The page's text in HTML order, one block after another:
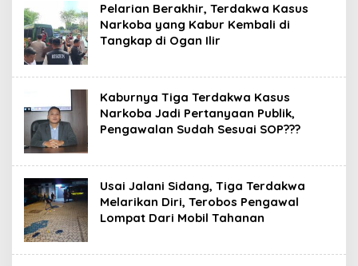
Pelarian Berakhir, Terdakwa Kasus
Narkoba yang Kabur Kembali di
Tangkap di Ogan Ilir
Kaburnya Tiga Terdakwa Kasus
Narkoba Jadi Pertanyaan Publik,
Pengawalan Sudah Sesuai SOP???
Usai Jalani Sidang, Tiga Terdakwa
Melarikan Diri, Terobos Pengawal
Lompat Dari Mobil Tahanan